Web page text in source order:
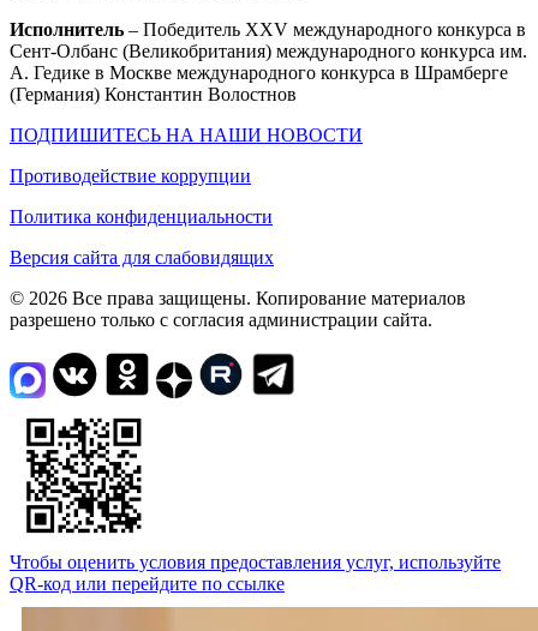
Исполнитель – Победитель XXV международного конкурса в
Сент-Олбанс (Великобритания) международного конкурса им.
А. Гедике в Москве международного конкурса в Шрамберге
(Германия) Константин Волостнов
ПОДПИШИТЕСЬ НА НАШИ НОВОСТИ
Противодействие коррупции
Политика конфиденциальности
Версия сайта для слабовидящих
© 2026 Все права защищены. Копирование материалов
разрешено только с согласия администрации сайта.
Чтобы оценить условия предоставления услуг, используйте
QR-код или перейдите по ссылке